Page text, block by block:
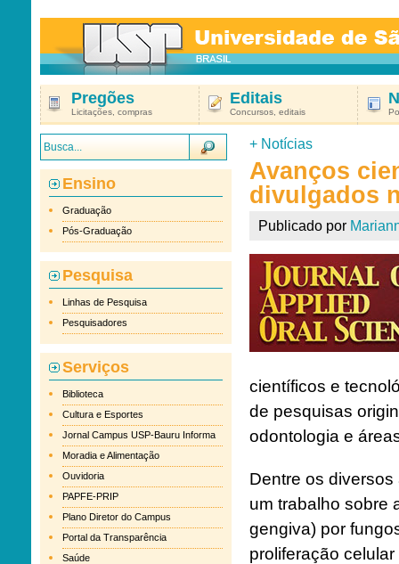
Pregões
Licitações, compras
Editais
Concursos, editais
Ensino
Graduação
Pós-Graduação
Pesquisa
Linhas de Pesquisa
Pesquisadores
Serviços
Biblioteca
Cultura e Esportes
Jornal Campus USP-Bauru Informa
Moradia e Alimentação
Ouvidoria
PAPFE-PRIP
Plano Diretor do Campus
Portal da Transparência
Saúde
+ Notícias
Avanços
divulgados
Publicado por
científicos e
de pesquisas
odontologia e
Dentre os
um trabalho sobre
gengiva) por
proliferação